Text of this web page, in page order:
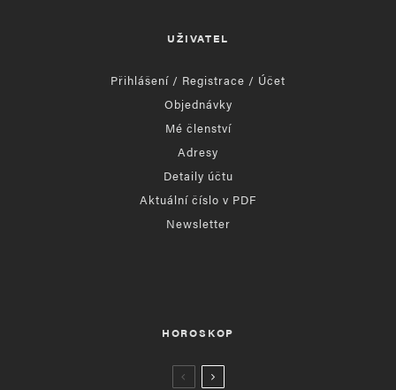
UŽIVATEL
Přihlášení / Registrace / Účet
Objednávky
Mé členství
Adresy
Detaily účtu
Aktuální číslo v PDF
Newsletter
HOROSKOP